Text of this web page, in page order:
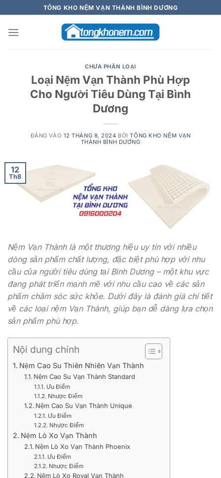
qua
nội
TỔNG KHO NỆM VẠN THÀNH BÌNH DƯƠNG
CHƯA PHÂN LOẠI
Loại Nệm Vạn Thành Phù Hợp
Cho Người Tiêu Dùng Tại Bình
Dương
ĐĂNG VÀO 12 THÁNG 8, 2024 BỞITỔNG KHO NỆM VẠN
THÀNH BÌNH DƯƠNG
12
Th8
Nệm Vạn Thành là một thương hiệu uy tín với nhiều
dòng sản phẩm chất lượng, đặc biệt phù hợp với nhu
cầu của người tiêu dùng tại Bình Dương – một khu vực
đang phát triển mạnh mẽ với nhu cầu cao về các sản
phẩm chăm sóc sức khỏe. Dưới đây là đánh giá chi tiết
về các loại nệm Vạn Thành, giúp bạn dễ dàng lựa chọn
sản phẩm phù hợp.
Nội dung chính
Nệm Cao Su Thiên Nhiên Vạn Thành
Nệm Cao Su Vạn Thành Standard
Ưu Điểm
Nhược Điểm
Nệm Cao Su Vạn Thành Unique
Ưu Điểm
Nhược Điểm
Nệm Lò Xo Vạn Thành
Nệm Lò Xo Vạn Thành Phoenix
Ưu Điểm
Nhược Điểm
Nệm Lò Xo Royal Vạn Thành